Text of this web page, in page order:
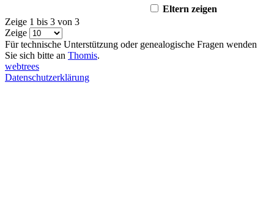
Eltern zeigen
Zeige 1 bis 3 von 3
Zeige
Für technische Unterstützung oder genealogische Fragen wenden
Sie sich bitte an Thomis.
webtrees
Datenschutzerklärung